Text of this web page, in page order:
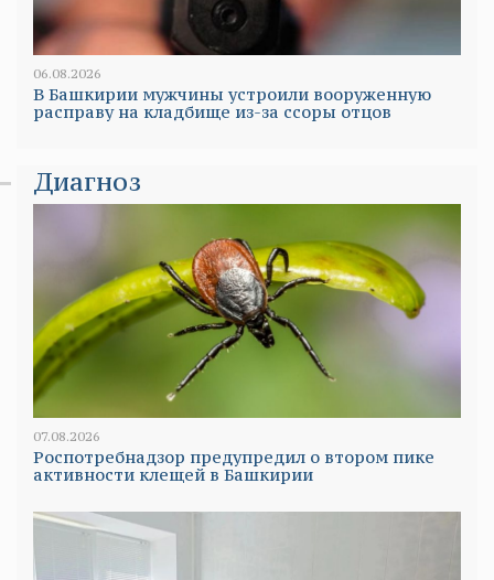
06.08.2026
В Башкирии мужчины устроили вооруженную
расправу на кладбище из-за ссоры отцов
Диагноз
07.08.2026
Роспотребнадзор предупредил о втором пике
активности клещей в Башкирии